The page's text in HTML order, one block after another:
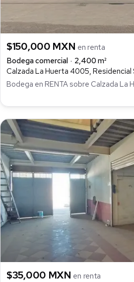
$150,000 MXN en renta
Bodega comercial
2,400 m²
Bodega en RENTA sobre Calzada La
$35,000 MXN en renta